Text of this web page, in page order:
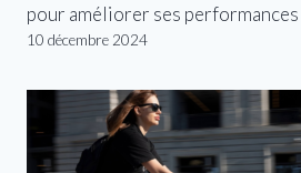
pour améliorer ses performances
10 décembre 2024